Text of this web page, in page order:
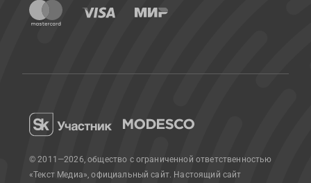
© 2011—2026, общество с ограниченной ответственностью
«Текст Медиа», официальный сайт. Настоящий сайт